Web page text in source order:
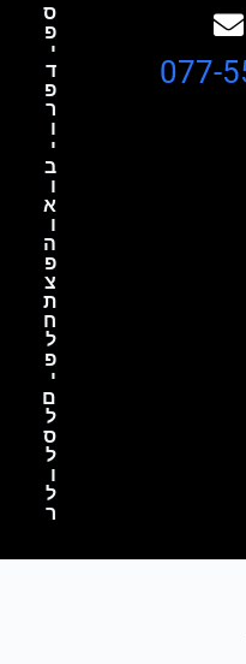
ס
פ
י
ד
פ
ר
ו
י
ב
ו
א
ו
ה
פ
צ
ת
ח
ל
פ
י
ם
ל
ס
ל
ו
ל
ר